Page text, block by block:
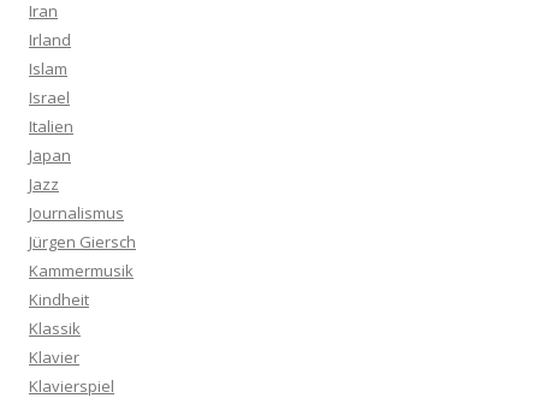
Iran
Irland
Islam
Israel
Italien
Japan
Jazz
Journalismus
Jürgen Giersch
Kammermusik
Kindheit
Klassik
Klavier
Klavierspiel